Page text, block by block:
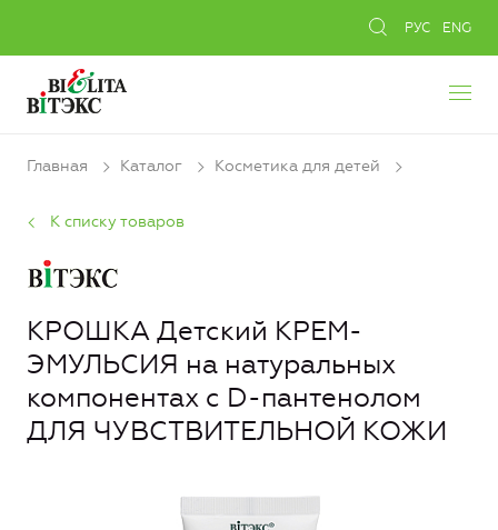
РУС ENG
Главная Каталог Косметика для детей
К списку товаров
КРОШКА Детский КРЕМ-
ЭМУЛЬСИЯ на натуральных
компонентах с D-пантенолом
ДЛЯ ЧУВСТВИТЕЛЬНОЙ КОЖИ